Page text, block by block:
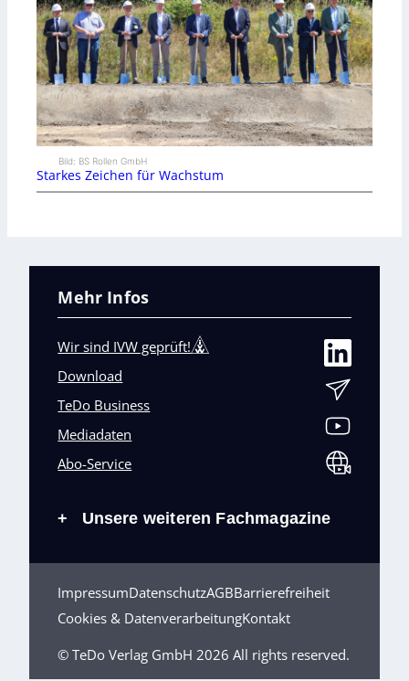
Bild: BS Rollen GmbH
Starkes Zeichen für Wachstum
Mehr Infos
Wir sind IVW geprüft!
Download
TeDo Business
Mediadaten
Abo-Service
+ Unsere weiteren Fachmagazine
ImpressumDatenschutzAGBBarrierefreiheit
Cookies & DatenverarbeitungKontakt
© TeDo Verlag GmbH 2026 All rights reserved.